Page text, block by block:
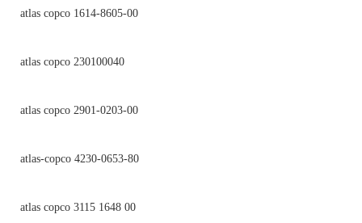
atlas copco 1614-8605-00
atlas copco 230100040
atlas copco 2901-0203-00
atlas-copco 4230-0653-80
atlas copco 3115 1648 00